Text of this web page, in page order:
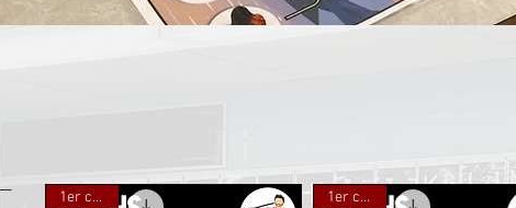
1er cycle 1er cycle